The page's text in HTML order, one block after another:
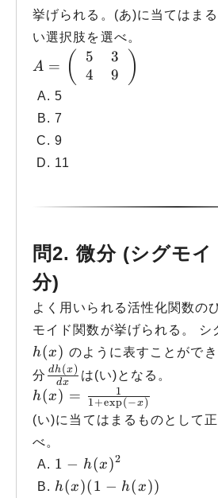
挙げられる。(あ)に当てはま
い選択肢を選べ。
A = (
5
4
3
9
)
5
7
9
11
問2. 微分 (シグモ
分)
よく用いられる活性化関数の
モイド関数が挙げられる。 シ
h(x)
h(x) のように表すことがで
分 \frac{dh(x)}{dx}
dx
dh(x) は(い)となる。
h(x) =
h(x) = 1+exp(−x)
1
(い)に当てはまるものとして
べ。
1 - h(x)^2
1 − h(x)2
h(x)(1 - h(x))
h(x)(1 − h(x))